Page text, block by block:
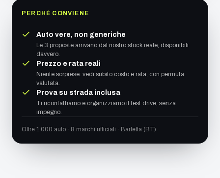
PERCHÉ CONVIENE
Auto vere, non generiche
Le 3 proposte arrivano dal nostro stock reale, disponibili
davvero.
Prezzo e rata reali
Niente sorprese: vedi subito costo e rata, con permuta
valutata.
Prova su strada inclusa
Ti ricontattiamo e organizziamo il test drive, senza
impegno.
Oltre 1.000 auto · 8 marchi ufficiali · Barletta (BT)